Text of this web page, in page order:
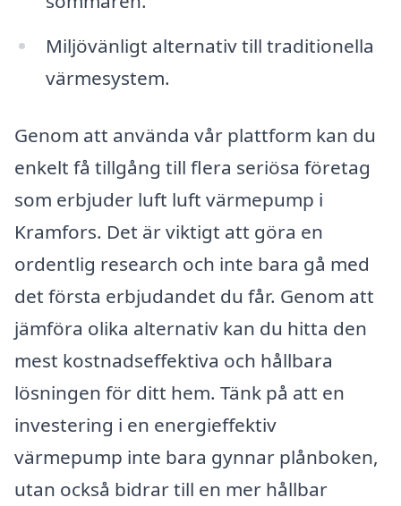
Miljövänligt alternativ till traditionella
värmesystem.
Genom att använda vår plattform kan du
enkelt få tillgång till flera seriösa företag
som erbjuder luft luft värmepump i
Kramfors. Det är viktigt att göra en
ordentlig research och inte bara gå med
det första erbjudandet du får. Genom att
jämföra olika alternativ kan du hitta den
mest kostnadseffektiva och hållbara
lösningen för ditt hem. Tänk på att en
investering i en energieffektiv
värmepump inte bara gynnar plånboken,
utan också bidrar till en mer hållbar